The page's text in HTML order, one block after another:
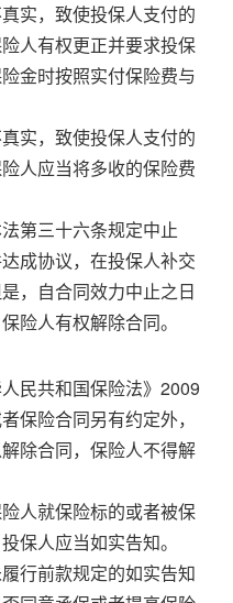
实，致使投保人支付的
人有权更正并要求投保
金时按照实付保险费与
实，致使投保人支付的
人应当将多收的保险费
第三十六条规定中止
成协议，在投保人补交
，自合同效力中止之日
险人有权解除合同。
民共和国保险法》2009
保险合同另有约定外，
除合同，保险人不得解
人就保险标的或者被保
保人应当如实告知。
行前款规定的如实告知